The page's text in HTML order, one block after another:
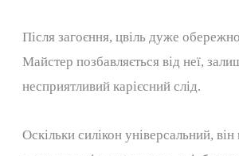
Після загоєння, цвіль дуже
Майстер позбавляється від неї,
несприятливий карієсний слід.
Оскільки силікон універсальний,